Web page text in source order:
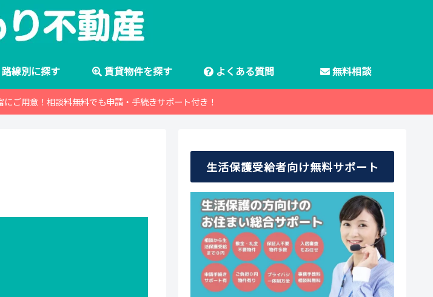
路線別に探す 賃貸物件を探す よくある質問 無料相談
ご用意！相談料無料でも申請・手続きサポート付き！
生活保護受給者向け無料サポート